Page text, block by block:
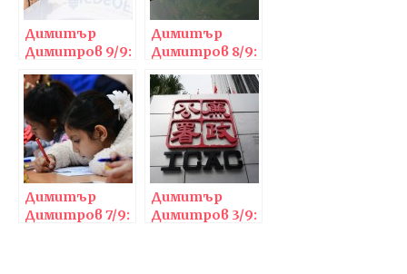
Димитър
Димитров 9/9:
човек…
Димитър
Димитров 8/9:
разказването
на измислени
истории
Димитър
Димитров 7/9:
Димитър
Димитров 3/9: